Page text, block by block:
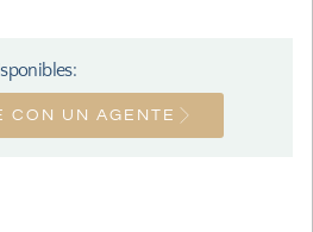
CON UN AGENTE